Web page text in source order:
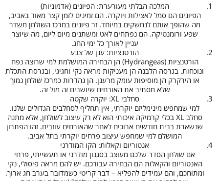
המלכה הבלתי מעורערת: הפיונים (אדמוניות)
הפיונים הם סמל לאצילות ויוקרה. הם זמינים לזמן קצר מאוד באביב,
מה שהופך אותם לנחשקים במיוחד. זר פיונים במרכז השולחן משדר
שפע ורומנטיקה. הם נפתחים לאט ומשתנים מיום ליום, מה שיוצר
עניין לאורך כל ימי החג.
הורטנציות: ענן של צבע
הורטנציות (Hydrangeas) הן הבחירה המושלמת למי שרוצה נפח
ונוכחות. בגרסה הלבנה הן מעניקות מראה נקי וחגיגי, ובגרסת התכלת
או הירקרק הן מוסיפות עומק מרענן. הן נהדרות כמרכז שולחן נמוך
שלא מסתיר את האורחים שיושבים זה מול זה.
סחלבי XL: יוקרה שקטה
למי שמחפש מינימליזם יוקרתי, אין תחליף לסחלבים הגדולים שלנו.
סחלב XL בכלי קרמיקה איכותי הוא לא רק עיצוב לשולחן, אלא מתנה
שנשארת בבית חודשים ארוכים לאחר שהאורחים עוזבים. זהו הפתרון
המושלם למי שמחפש עיצוב פרחים יוקרתי בתל אביב.
אנטוריום וקאלות: הקו המודרני
אם שולחן הסדר שלכם מעוצב בסגנון מודרני או תעשייתי, פרחי
האנטוריום והקאלות הם הבחירה עבורכם. יש להם מראה פיסולי, נקי
ומתוחכם, והם עמידים להפליא – דבר קריטי כשמדובר בערב חג ארוך.